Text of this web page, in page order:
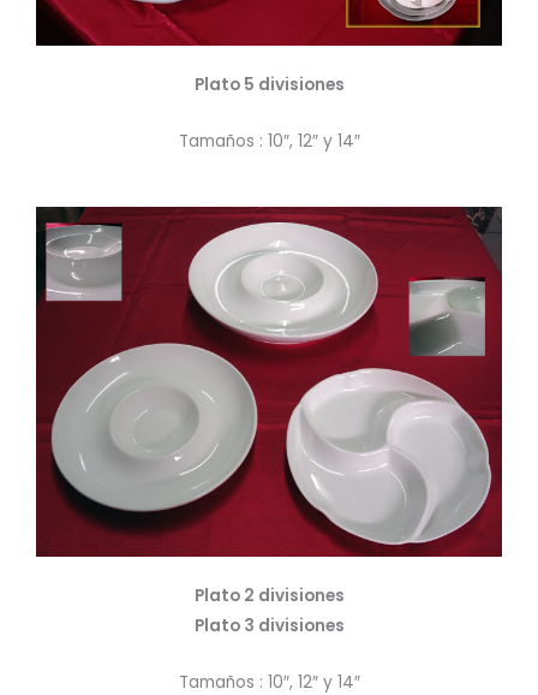
Plato 5 divisiones
Tamaños : 10″, 12″ y 14″
Plato 2 divisiones
Plato 3 divisiones
Tamaños : 10″, 12″ y 14″